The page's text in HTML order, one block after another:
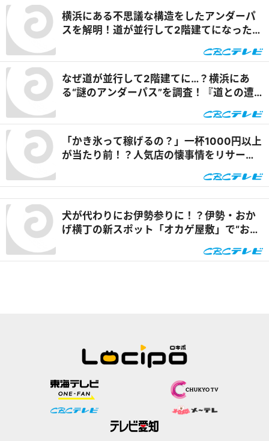
目！ 『PS純金（ゴールド）』
横浜にある不思議な構造をしたアンダーパ
スを解明！道が並行して2階建てになったワ
なぜ道が並行して2階建てに…？横浜にあ
る“謎のアンダーパス”を調査！『道との遭
「かき氷って稼げるの？」一杯1000円以上
が当たり前！？人気店の懐事情をリサーチ
犬が代わりにお伊勢参りに！？伊勢・おか
げ横丁の新スポット「オカゲ屋敷」で“おか